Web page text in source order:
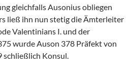
gleichfalls Ausonius obliegen
ließ ihn nun stetig die Ämterleiter
Valentinians I. und der
wurde Auson 378 Präfekt von
schließlich Konsul.